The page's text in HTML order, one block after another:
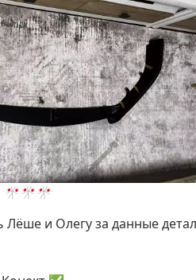
🎌🎌🎌
Лёше и Олегу за данные